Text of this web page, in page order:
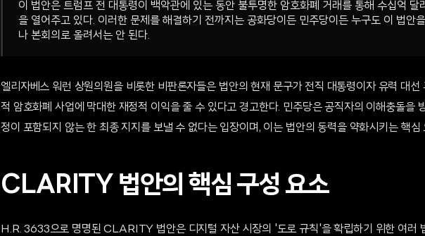
이 법안은 트럼프 전 대통령이 백악관에 있는 동안 불투명한 암호화폐 거래를 통해 수십억 달
을 열어주고 있다. 이러한 문제를 해결하기 전까지는 공화당이든 민주당이든 누구도 이 법안
나 본회의로 올려서는 안 된다.
엘리자베스 워런 상원의원을 비롯한 비판론자들은 법안의 현재 문구가 전직 대통령이자 유력 대선
적 암호화폐 사업에 막대한 재정적 이익을 줄 수 있다고 경고한다. 민주당은 공직자의 이해충돌을
정이 포함되지 않는 한 최종 지지를 보낼 수 없다는 입장이며, 이는 법안의 동력을 약화시키는 핵심
CLARITY 법안의 핵심 구성 요소
H.R. 3633으로 명명된 CLARITY 법안은 디지털 자산 시장의 '도로 규칙'을 확립하기 위한 여러